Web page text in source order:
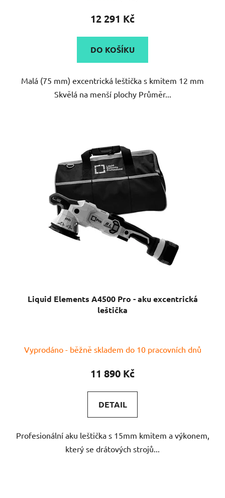
12 291 Kč
DO KOŠÍKU
Malá (75 mm) excentrická leštička s kmitem 12 mm
Skvělá na menší plochy Průměr...
Liquid Elements A4500 Pro - aku excentrická
leštička
Vyprodáno - běžně skladem do 10 pracovních dnů
11 890 Kč
DETAIL
Profesionální aku leštička s 15mm kmitem a výkonem,
který se drátových strojů...